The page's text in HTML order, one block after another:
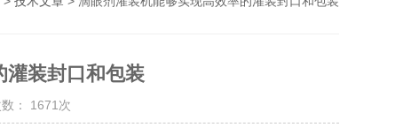
灌装封口和包装
： 1671次